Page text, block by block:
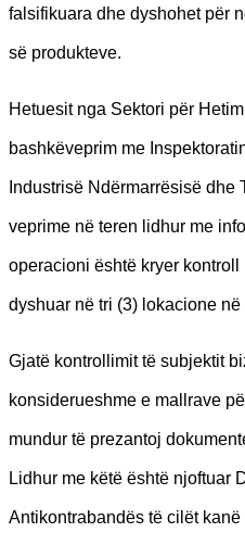
falsifikuara dhe dyshohet për
së produkteve.
Hetuesit nga Sektori për
bashkëveprim me
Industrisë Ndërmarrësisë dhe
veprime në teren lidhur me
operacioni është kryer
dyshuar në tri (3) lokacione në
Gjatë kontrollimit të subjektit
konsiderueshme e mallrave
mundur të prezantoj
Lidhur me këtë është njoftuar
Antikontrabandës të cilët